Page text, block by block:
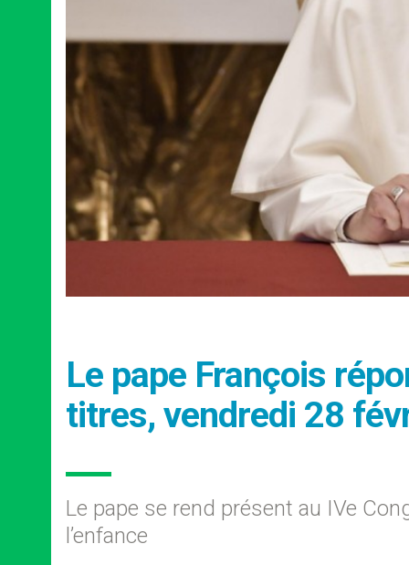
Le pape François
titres, vendredi 28
Le pape se rend présent au IVe
l’enfance